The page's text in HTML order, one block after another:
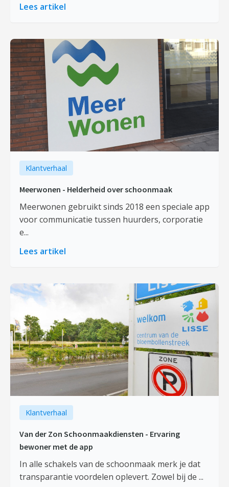
Lees artikel
Klantverhaal
Meerwonen - Helderheid over schoonmaak
Meerwonen gebruikt sinds 2018 een speciale app
voor communicatie tussen huurders, corporatie
e...
Lees artikel
Klantverhaal
Van der Zon Schoonmaakdiensten - Ervaring
bewoner met de app
In alle schakels van de schoonmaak merk je dat
transparantie voordelen oplevert. Zowel bij de ...